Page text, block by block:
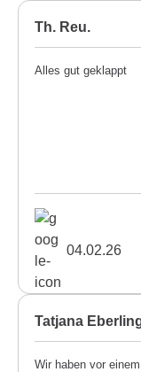
Th. Reu.
Alles gut geklappt
04.02.26
Tatjana
Wir haben vor